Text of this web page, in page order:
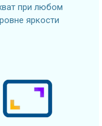
при любом
яркости